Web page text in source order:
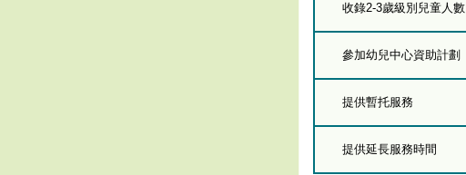
收錄2-3歲級別兒童人數
參加幼兒中心資助計劃
提供暫托服務
提供延長服務時間